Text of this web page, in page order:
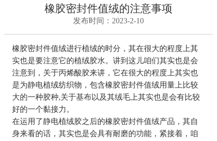
橡胶密封件值绒的注意事项
发布时间：2023-2-10
橡胶密封件值绒进行植绒的时分，其在很大的程度上其
实也是要注意它的植绒胶水。讲到这儿咱们其实也是会
注意到，关于丙烯酸胶来讲，它在很大的程度上其实也
是为静电植绒纺织物，包含橡胶密封件值绒用量上比较
大的一种胶种,关于基布以及其绒毛上其实也是会有比较
好的一个黏接力。
在运用了静电植绒胶之后的橡胶密封件值绒产品，其自
身来看的话，其实也是会具有耐磨的功能，紧接着，咱